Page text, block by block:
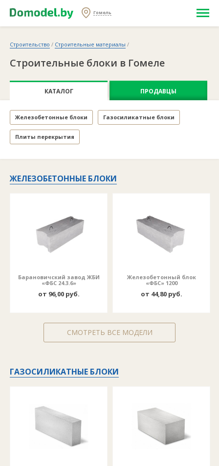
Гомель
Строительство / Строительные материалы /
Строительные блоки в Гомеле
КАТАЛОГ ПРОДАВЦЫ
Железобетонные блоки Газосиликатные блоки
Плиты перекрытия
ЖЕЛЕЗОБЕТОННЫЕ БЛОКИ
Барановичский завод ЖБИ
«ФБС 24.3.6»
от 96,00 руб.
Железобетонный блок
«ФБС» 1200
от 44,80 руб.
СМОТРЕТЬ ВСЕ МОДЕЛИ
ГАЗОСИЛИКАТНЫЕ БЛОКИ